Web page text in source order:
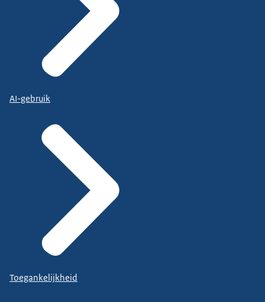
AI-gebruik
Toegankelijkheid